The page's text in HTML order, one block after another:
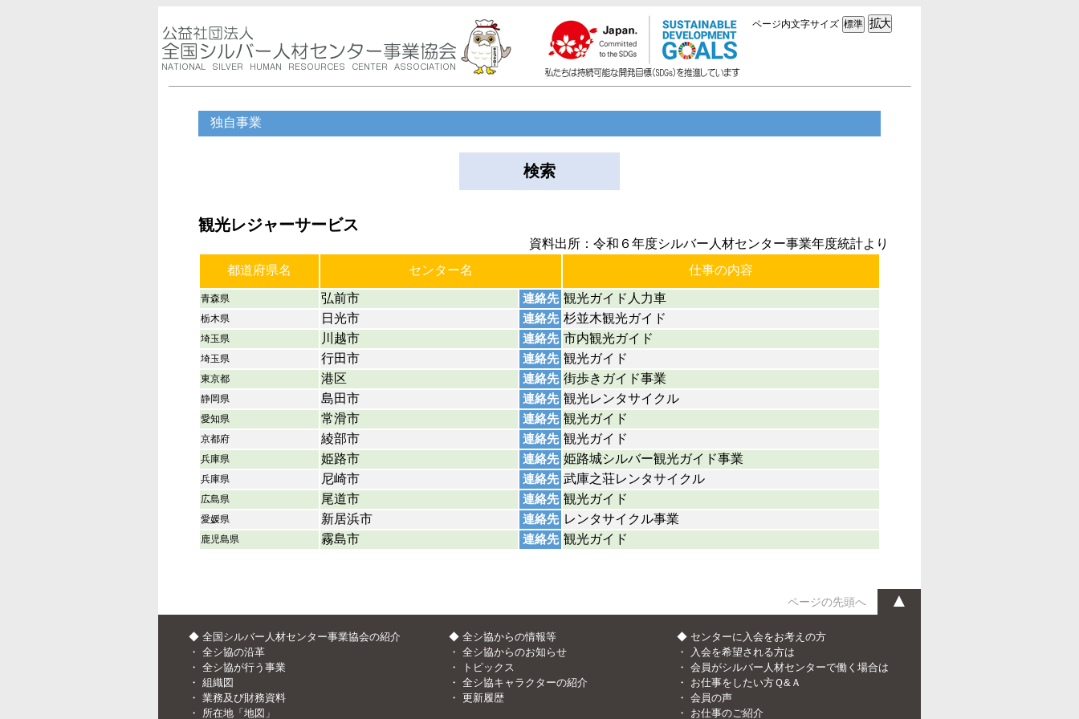
ページ内文字サイズ
独自事業
検索
観光レジャーサービス
資料出所：令和６年度シルバー人材センター事業年度統計より
都道府県名
センター名 仕事の内容
青森県 弘前市 連絡先 観光ガイド人力車
栃木県 日光市 連絡先 杉並木観光ガイド
埼玉県 川越市 連絡先 市内観光ガイド
埼玉県 行田市 連絡先 観光ガイド
東京都 港区 連絡先 街歩きガイド事業
静岡県 島田市 連絡先 観光レンタサイクル
愛知県 常滑市 連絡先 観光ガイド
京都府 綾部市 連絡先 観光ガイド
兵庫県 姫路市 連絡先 姫路城シルバー観光ガイド事業
兵庫県 尼崎市 連絡先 武庫之荘レンタサイクル
広島県 尾道市 連絡先 観光ガイド
愛媛県 新居浜市 連絡先 レンタサイクル事業
鹿児島県 霧島市 連絡先 観光ガイド
ページの先頭へ ▲
◆ 全国シルバー人材センター事業協会の紹介
・ 全シ協の沿革
・ 全シ協が行う事業
・ 組織図
・ 業務及び財務資料
・ 所在地「地図」
◆ 全シ協からの情報等
・ 全シ協からのお知らせ
・
トピックス
・ 全シ協キャラクターの紹介
・ 更新履歴
◆ センターに入会をお考えの方
・
入会を希望される方は
・ 会員がシルバー人材センターで働く場合は
・ お仕事をしたい方Ｑ&Ａ
・ 会員の声
・ お仕事のご紹介